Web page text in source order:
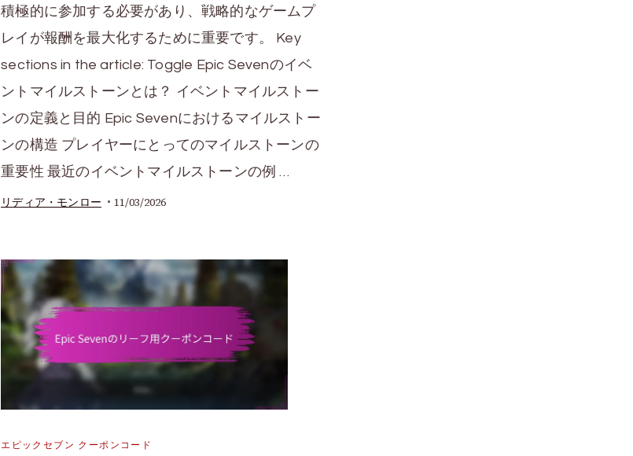
積極的に参加する必要があり、戦略的なゲームプ
レイが報酬を最大化するために重要です。 Key
sections in the article: Toggle Epic Sevenのイベ
ントマイルストーンとは？ イベントマイルストー
ンの定義と目的 Epic Sevenにおけるマイルストー
ンの構造 プレイヤーにとってのマイルストーンの
重要性 最近のイベントマイルストーンの例 …
リディア・モンロー 11/03/2026
エピックセブン クーポンコード